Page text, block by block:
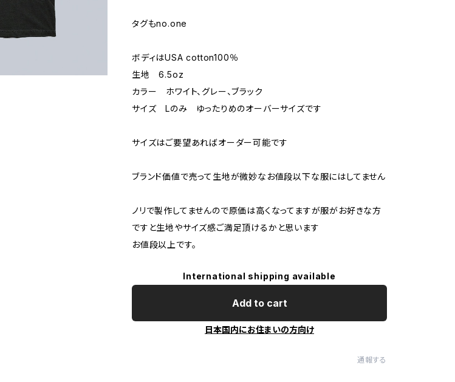
タグもno.one
ボディはUSA cotton100％
生地 6.5oz
カラー ホワイト、グレー、ブラック
サイズ Lのみ ゆったりめのオーバーサイズです
サイズはご要望あればオーダー可能です
ブランド価値で売って生地が微妙なお値段以下な服にはしてません
ノリで製作してませんので原価は高くなってますが服がお好きな方
ですと生地やサイズ感ご満足頂けるかと思います
お値段以上です。
International shipping available
Add to cart
日本国内にお住まいの方向け
通報する